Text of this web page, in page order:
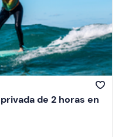
de 2 horas en